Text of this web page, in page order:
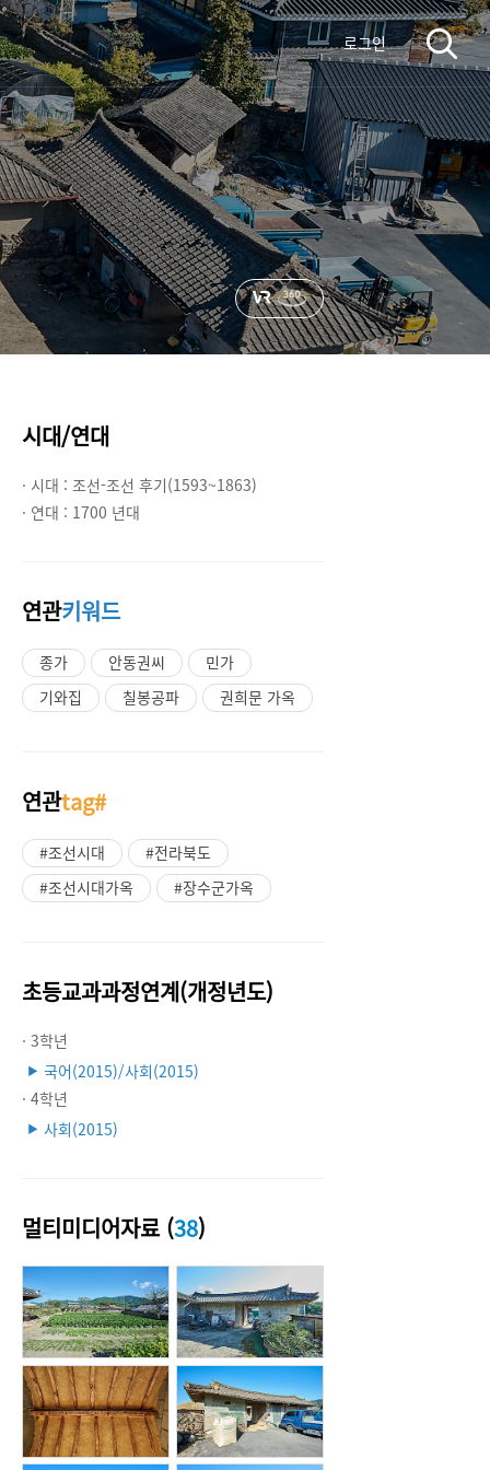
로그인
시대/연대
· 시대 : 조선-조선 후기(1593~1863)
· 연대 : 1700 년대
연관키워드
종가 안동권씨
민가
기와집
칠봉공파 권희문 가옥
연관tag#
#조선시대
#전라북도
#조선시대가옥
#장수군가옥
초등교과과정연계(개정년도)
· 3학년
▶ 국어(2015)/사회(2015)
· 4학년
▶ 사회(2015)
멀티미디어자료 (38)